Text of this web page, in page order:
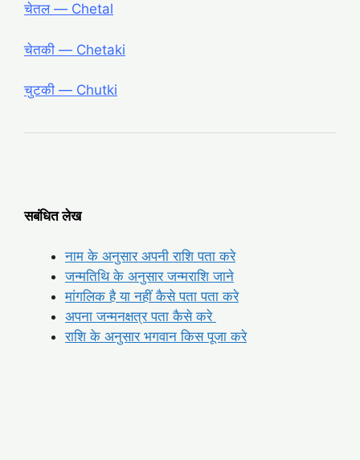
चेतल ― Chetal
चेतकी ― Chetaki
चुटकी ― Chutki
सबंधित लेख
नाम के अनुसार अपनी राशि पता करे
जन्मतिथि के अनुसार जन्मराशि जाने
मांगलिक है या नहीं कैसे पता पता करे
अपना जन्मनक्षत्र पता कैसे करे
राशि के अनुसार भगवान किस पूजा करे